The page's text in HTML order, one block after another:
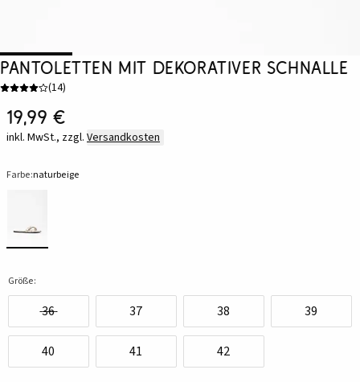
Pantoletten mit dekorativer Schnalle
(14)
19,99 €
inkl. MwSt., zzgl. Versandkosten
Farbe:naturbeige
Größe:
36 37 38 39
40 41 42